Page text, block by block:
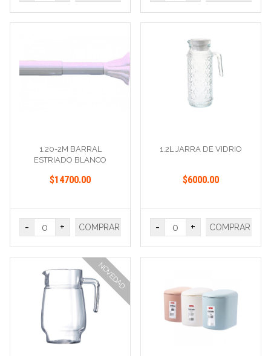
1.20-2M BARRAL
ESTRIADO BLANCO
$14700.00
- + COMPRAR
1.2L JARRA DE VIDRIO
$6000.00
- + COMPRAR
NOVEDAD